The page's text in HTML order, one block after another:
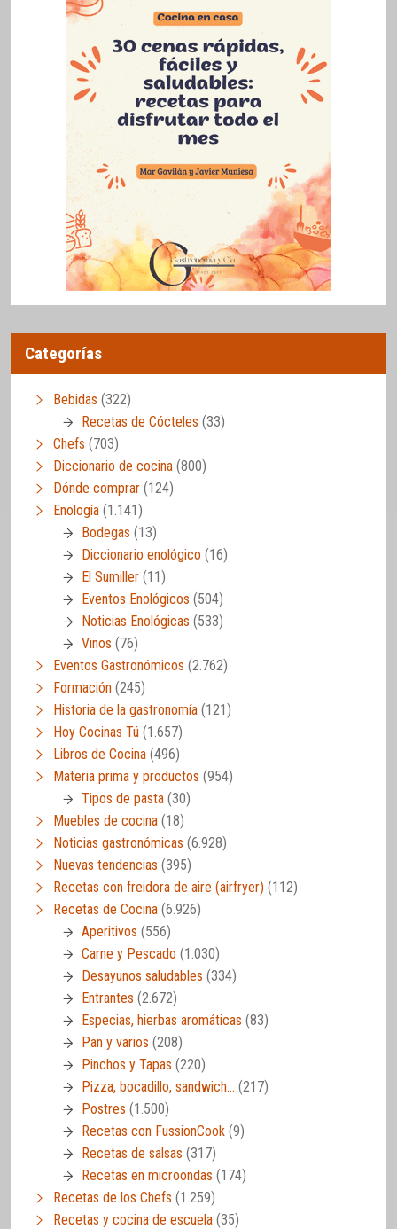
Categorías
Bebidas (322)
Recetas de Cócteles (33)
Chefs (703)
Diccionario de cocina (800)
Dónde comprar (124)
Enología (1.141)
Bodegas (13)
Diccionario enológico (16)
El Sumiller (11)
Eventos Enológicos (504)
Noticias Enológicas (533)
Vinos (76)
Eventos Gastronómicos (2.762)
Formación (245)
Historia de la gastronomía (121)
Hoy Cocinas Tú (1.657)
Libros de Cocina (496)
Materia prima y productos (954)
Tipos de pasta (30)
Muebles de cocina (18)
Noticias gastronómicas (6.928)
Nuevas tendencias (395)
Recetas con freidora de aire (airfryer) (112)
Recetas de Cocina (6.926)
Aperitivos (556)
Carne y Pescado (1.030)
Desayunos saludables (334)
Entrantes (2.672)
Especias, hierbas aromáticas (83)
Pan y varios (208)
Pinchos y Tapas (220)
Pizza, bocadillo, sandwich… (217)
Postres (1.500)
Recetas con FussionCook (9)
Recetas de salsas (317)
Recetas en microondas (174)
Recetas de los Chefs (1.259)
Recetas y cocina de escuela (35)